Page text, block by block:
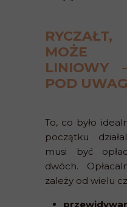
MOŻE
LINIOWY
POD
To, co było
początku
musi być
dwóch.
zależy od wielu